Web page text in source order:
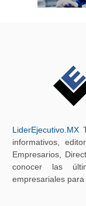
LiderEjecutivo.MX
informativos,
Empresarios,
conocer las
empresariales para